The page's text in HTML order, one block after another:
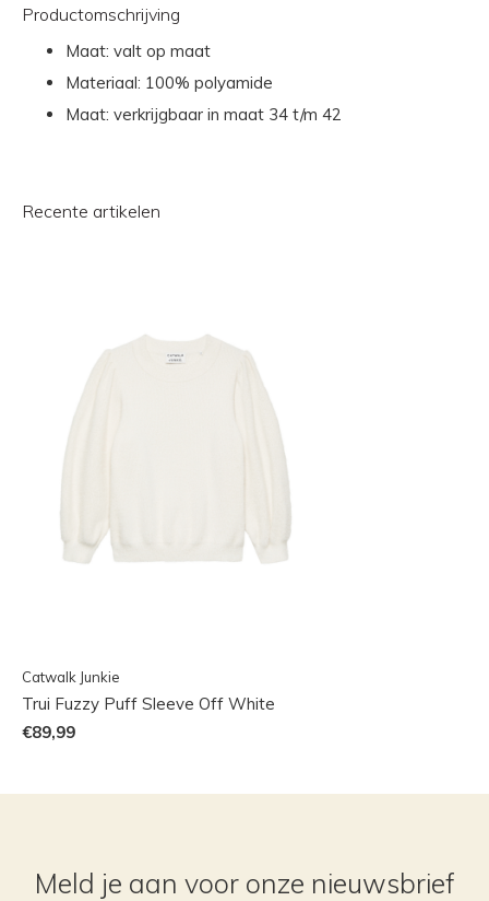
Productomschrijving
Maat: valt op maat
Materiaal: 100% polyamide
Maat: verkrijgbaar in maat 34 t/m 42
Recente artikelen
Catwalk Junkie
Trui Fuzzy Puff Sleeve Off White
€89,99
Meld je aan voor onze nieuwsbrief